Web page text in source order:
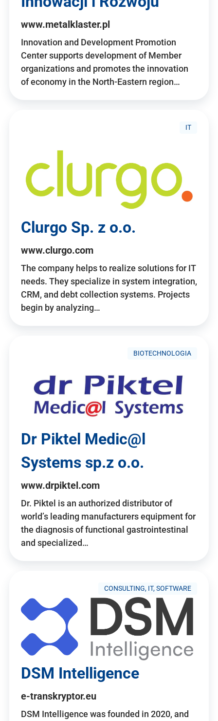
www.metalklaster.pl
Innovation and Development Promotion
Center supports development of Member
organizations and promotes the innovation
of economy in the North-Eastern region…
IT
Clurgo Sp. z o.o.
www.clurgo.com
The company helps to realize solutions for IT
needs. They specialize in system integration,
CRM, and debt collection systems. Projects
begin by analyzing…
BIOTECHNOLOGIA
Dr Piktel Medic@l
Systems sp.z o.o.
www.drpiktel.com
Dr. Piktel is an authorized distributor of
world’s leading manufacturers equipment for
the diagnosis of functional gastrointestinal
and specialized…
CONSULTING, IT, SOFTWARE
DSM Intelligence
e-transkryptor.eu
DSM Intelligence was founded in 2020, and